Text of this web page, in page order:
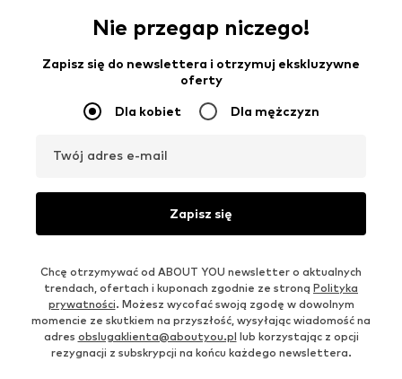
Nie przegap niczego!
Zapisz się do newslettera i otrzymuj ekskluzywne
oferty
Dla kobiet Dla mężczyzn
Twój adres e-mail
Zapisz się
Chcę otrzymywać od ABOUT YOU newsletter o aktualnych
trendach, ofertach i kuponach zgodnie ze stroną Polityka
prywatności. Możesz wycofać swoją zgodę w dowolnym
momencie ze skutkiem na przyszłość, wysyłając wiadomość na
adres obslugaklienta@aboutyou.pl lub korzystając z opcji
rezygnacji z subskrypcji na końcu każdego newslettera.